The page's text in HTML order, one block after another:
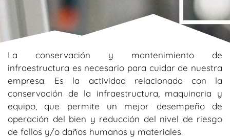
La conservación y mantenimiento de
infraestructura es necesario para cuidar de nuestra
empresa. Es la actividad relacionada con la
conservación de la infraestructura, maquinaria y
equipo, que permite un mejor desempeño de
operación del bien y reducción del nivel de riesgo
de fallos y/o daños humanos y materiales.